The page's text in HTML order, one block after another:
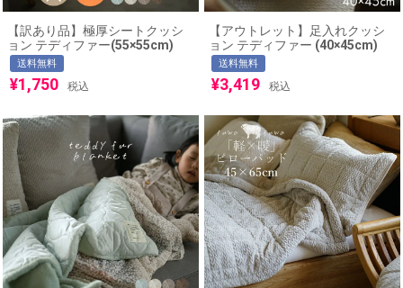
【訳あり品】極厚シートクッシ
ョン テディファー(55×55cm)
送料無料
¥1,750 税込
【アウトレット】足入れクッシ
ョン テディファー (40×45cm)
送料無料
¥3,419 税込